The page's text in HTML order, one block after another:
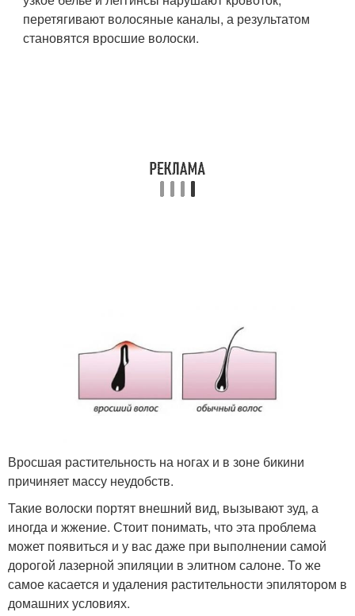
перетягивают волосяные каналы, а результатом
становятся вросшие волоски.
Вросшая растительность на ногах и в зоне бикини
причиняет массу неудобств.
Такие волоски портят внешний вид, вызывают зуд, а
иногда и жжение. Стоит понимать, что эта проблема
может появиться и у вас даже при выполнении самой
дорогой лазерной эпиляции в элитном салоне. То же
самое касается и удаления растительности эпилятором в
домашних условиях.